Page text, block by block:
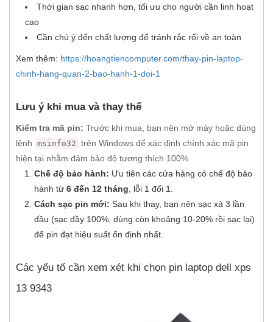
Thời gian sạc nhanh hơn, tối ưu cho người cần linh hoạt
cao
Cần chú ý đến chất lượng để tránh rắc rối về an toàn
Xem thêm: https://hoangtiencomputer.com/thay-pin-laptop-
chinh-hang-quan-2-bao-hanh-1-doi-1
Lưu ý khi mua và thay thế
Kiểm tra mã pin: Trước khi mua, bạn nên mở máy hoặc dùng
lệnh msinfo32 trên Windows để xác định chính xác mã pin
hiện tại nhằm đảm bảo độ tương thích 100%.
Chế độ bảo hành: Ưu tiên các cửa hàng có chế độ bảo
hành từ 6 đến 12 tháng , lỗi 1 đổi 1.
Cách sạc pin mới: Sau khi thay, bạn nên sạc xả 3 lần
đầu (sạc đầy 100%, dùng còn khoảng 10-20% rồi sạc lại)
để pin đạt hiệu suất ổn định nhất.
Các yếu tố cần xem xét khi chọn pin laptop dell xps
13 9343